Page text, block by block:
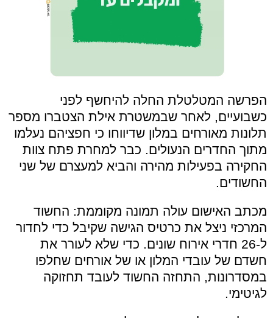
הפרשה המטלטלת החלה להיחשף לפני
כשבועיים, לאחר שבמשטרת אילת הצטברו מספר
תלונות מאורחים במלון שדיווחו כי חפציהם נעלמו
מתוך החדרים הנעולים. כבר למחרת פתח צוות
החקירה בפעילות מהירה והביא למעצרם של שני
החשודים.
מכתב האישום עולה תמונה מקוממת: החשוד
המרכזי ניצל את כרטיס הגישה שקיבל כדי לחדור
ל-26 חדרי אירוח שונים. כדי שלא לעורר את
חשדם של עובדי המלון או של אורחים שחלפו
במסדרונות, התחזה החשוד לעובד תחזוקה
לגיטימי.